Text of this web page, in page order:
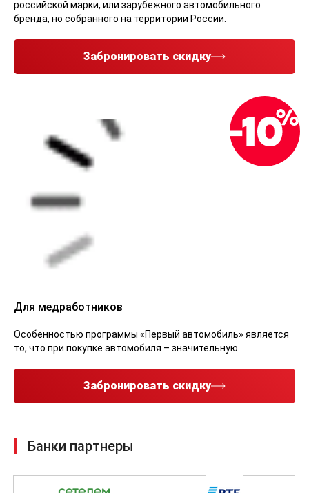
российской марки, или зарубежного автомобильного
бренда, но собранного на территории России.
Забронировать скидку
Для медработников
Особенностью программы «Первый автомобиль» является
то, что при покупке автомобиля – значительную
Забронировать скидку
Банки партнеры